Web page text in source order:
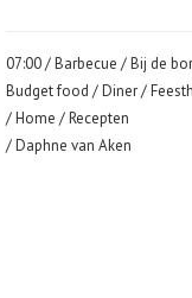
07:00 /Barbecue /Bij de
Budget food /Diner/
/Home /Recepten
/ Daphne van Aken